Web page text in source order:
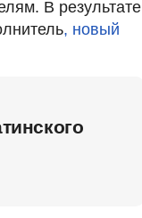
В результате
, новый